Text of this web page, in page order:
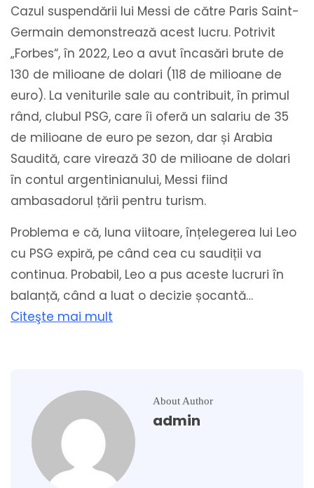
Cazul suspendării lui Messi de către Paris Saint-
Germain demonstrează acest lucru. Potrivit
„Forbes“, în 2022, Leo a avut încasări brute de
130 de milioane de dolari (118 de milioane de
euro). La veniturile sale au contribuit, în primul
rând, clubul PSG, care îi oferă un salariu de 35
de milioane de euro pe sezon, dar și Arabia
Saudită, care virează 30 de milioane de dolari
în contul argentinianului, Messi fiind
ambasadorul țării pentru turism.
Problema e că, luna viitoare, înțelegerea lui Leo
cu PSG expiră, pe când cea cu saudiții va
continua. Probabil, Leo a pus aceste lucruri în
balanță, când a luat o decizie șocantă…
Citeşte mai mult
About Author
admin